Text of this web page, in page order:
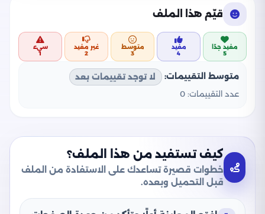
قيّم هذا الملف
مفيد جدًا
5
مفيد
4
متوسط
3
غير مفيد
2
سيء
1
متوسط التقييمات:
لا توجد تقييمات بعد
عدد التقييمات: 0
كيف تستفيد من هذا الملف؟
خطوات قصيرة تساعدك على الاستفادة من الملف
قبل التحميل وبعده.